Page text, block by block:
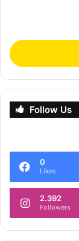
Follow Us
0
Likes
2.392
Followers